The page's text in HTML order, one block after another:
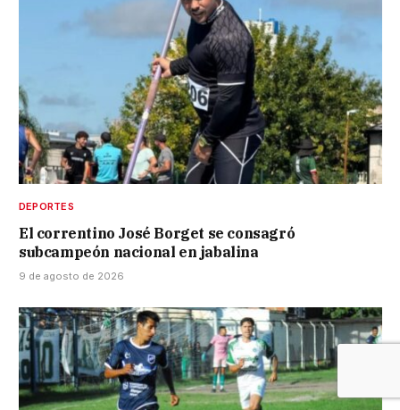
DEPORTES
El correntino José Borget se consagró
subcampeón nacional en jabalina
9 de agosto de 2026